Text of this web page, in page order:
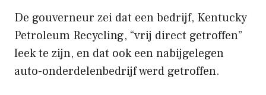
De gouverneur zei dat een bedrijf, Kentucky
Petroleum Recycling, “vrij direct getroffen”
leek te zijn, en dat ook een nabijgelegen
auto-onderdelenbedrijf werd getroffen.